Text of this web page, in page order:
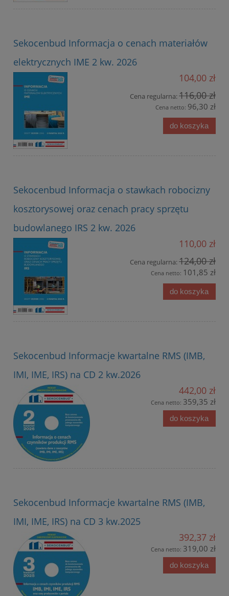
Sekocenbud Informacja o cenach materiałów
elektrycznych IME 2 kw. 2026
104,00 zł
Cena regularna:116,00 zł
Cena netto: 96,30 zł
do koszyka
Sekocenbud Informacja o stawkach robocizny
kosztorysowej oraz cenach pracy sprzętu
budowlanego IRS 2 kw. 2026
110,00 zł
Cena regularna:124,00 zł
Cena netto: 101,85 zł
do koszyka
Sekocenbud Informacje kwartalne RMS (IMB,
IMI, IME, IRS) na CD 2 kw.2026
442,00 zł
Cena netto: 359,35 zł
do koszyka
Sekocenbud Informacje kwartalne RMS (IMB,
IMI, IME, IRS) na CD 3 kw.2025
392,37 zł
Cena netto: 319,00 zł
do koszyka